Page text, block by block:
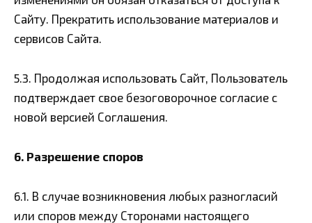
Сайту. Прекратить использование материалов и
сервисов Сайта.
5.3. Продолжая использовать Сайт, Пользователь
подтверждает свое безоговорочное согласие с
новой версией Соглашения.
6. Разрешение споров
6.1. В случае возникновения любых разногласий
или споров между Сторонами настоящего